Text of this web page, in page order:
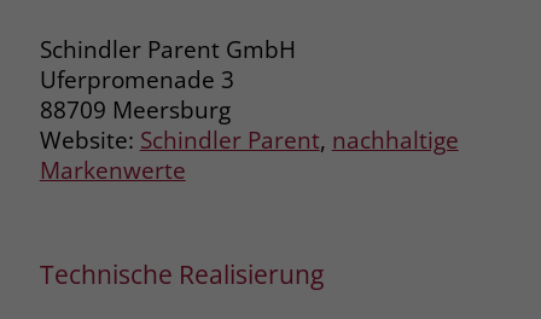
Schindler Parent GmbH
Uferpromenade 3
88709 Meersburg
Website: Schindler Parent, nachhaltige
Markenwerte
Technische Realisierung
Zweck
Facebook platziert es, während ein
Verbraucher auf Facebook ist. Dieses
Cookie verfolgt die Besuche eines
Nutzers auf verschiedenen Websites
und meldet dieses Verhalten an
Facebook. Facebook kann dann die
zeigen. Das _fbp-Cookie sammelt keine